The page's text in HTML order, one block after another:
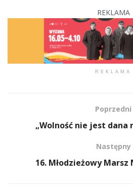
REKLAMA
REKLAMA
Poprzedni
„Wolność nie jest dana
Następny
16. Młodzieżowy Marsz